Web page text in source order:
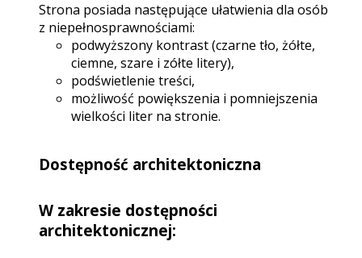
Strona posiada następujące ułatwienia dla osób
z niepełnosprawnościami:
podwyższony kontrast (czarne tło, żółte,
ciemne, szare i zółte litery),
podświetlenie treści,
możliwość powiększenia i pomniejszenia
wielkości liter na stronie.
Dostępność architektoniczna
W zakresie dostępności
architektonicznej: